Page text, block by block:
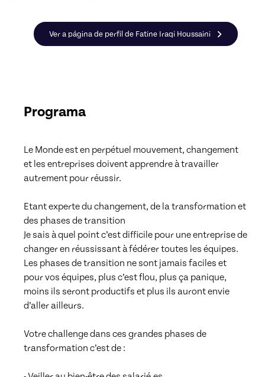
Ver a página de perfil de Fatine Iraqi Houssaini
Programa
Le Monde est en perpétuel mouvement, changement
et les entreprises doivent apprendre à travailler
autrement pour réussir.
Etant experte du changement, de la transformation et
des phases de transition
Je sais à quel point c’est difficile pour une entreprise de
changer en réussissant à fédérer toutes les équipes.
Les phases de transition ne sont jamais faciles et
pour vos équipes, plus c’est flou, plus ça panique,
moins ils seront productifs et plus ils auront envie
d’aller ailleurs.
Votre challenge dans ces grandes phases de
transformation c’est de :